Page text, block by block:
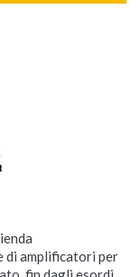
di amplificatori per